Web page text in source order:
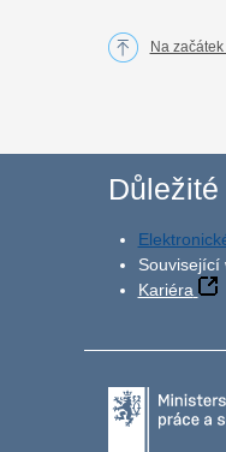
Na
Související
Kariéra